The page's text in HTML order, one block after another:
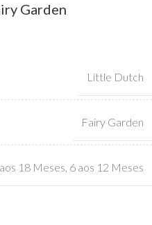
Garden
Little Dutch
Fairy Garden
18 Meses 6 aos 12 Meses